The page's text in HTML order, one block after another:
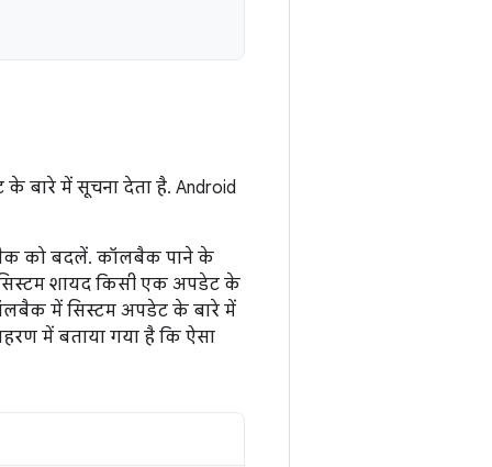
बारे में सूचना देता है. Android
को बदलें. कॉलबैक पाने के
शायद किसी एक अपडेट के
में सिस्टम अपडेट के बारे में
में बताया गया है कि ऐसा